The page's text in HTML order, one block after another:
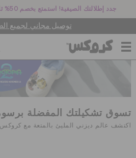
جدد إطلالتك الصيفية! استمتع بخصم 50% ثابت على تشكيلة مختارة
توصيل مجاني لجميع
للرجال
تسوق تشكيلتك المفضلة
اكتشف عالم ديزني المليئ بالمتعة مع كروكس